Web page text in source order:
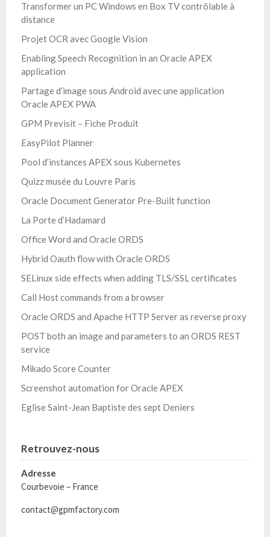
Transformer un PC Windows en Box TV contrôlable à
distance
Projet OCR avec Google Vision
Enabling Speech Recognition in an Oracle APEX
application
Partage d’image sous Android avec une application
Oracle APEX PWA
GPM Previsit – Fiche Produit
EasyPilot Planner
Pool d’instances APEX sous Kubernetes
Quizz musée du Louvre Paris
Oracle Document Generator Pre-Built function
La Porte d’Hadamard
Office Word and Oracle ORDS
Hybrid Oauth flow with Oracle ORDS
SELinux side effects when adding TLS/SSL certificates
Call Host commands from a browser
Oracle ORDS and Apache HTTP Server as reverse proxy
POST both an image and parameters to an ORDS REST
service
Mikado Score Counter
Screenshot automation for Oracle APEX
Eglise Saint-Jean Baptiste des sept Deniers
Retrouvez-nous
Adresse
Courbevoie – France
contact@gpmfactory.com